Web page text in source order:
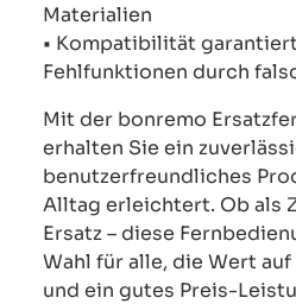
Materialien
• Kompatibilität
Fehlfunktionen durch
Mit der bonremo
erhalten Sie ein
benutzerfreundliches
Alltag erleichtert. Ob als
Ersatz – diese
Wahl für alle, die Wert
und ein gutes Preis-